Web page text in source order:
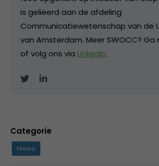
is gelieerd aan de afdeling
Communicatiewetenschap van de
van Amsterdam. Meer SWOCC? Ga
of volg ons via LinkedIn
Categorie
Media